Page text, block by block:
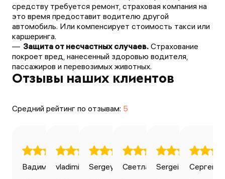
средству требуется ремонт, страховая компания на
это время предоставит водителю другой
автомобиль. Или компенсирует стоимость такси или
каршеринга.
Защита от несчастных случаев. Страхование
покроет вред, нанесенный здоровью водителя,
пассажиров и перевозимых животных.
Отзывы наших клиентов
Средний рейтинг по отзывам: 5
Вадим Ильин
27.04.2025
vladimir bondarenko
28.04.2025
Sergey Avdeev
20.01.2025
СветланаSergei Volkov
Сергей